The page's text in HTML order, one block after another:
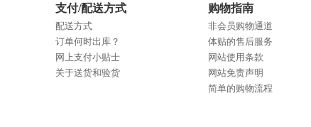
支付/配送方式
配送方式
订单何时出库？
网上支付小贴士
关于送货和验货
购物指南
非会员购物通道
体贴的售后服务
网站使用条款
网站免责声明
简单的购物流程